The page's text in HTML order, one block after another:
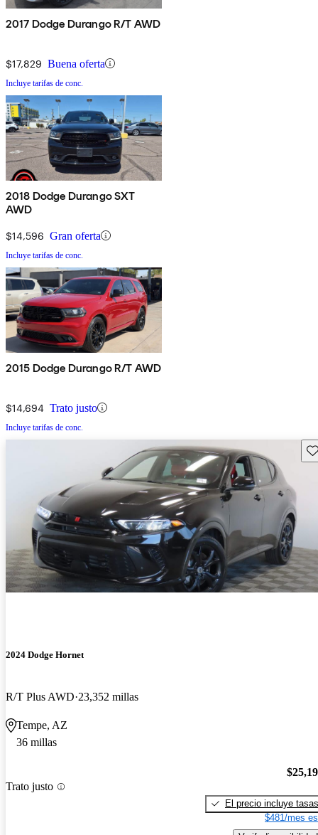
2017 Dodge Durango R/T AWD
$17,829 Buena oferta
Incluye tarifas de conc.
2018 Dodge Durango SXT
AWD
$14,596 Gran oferta
Incluye tarifas de conc.
2015 Dodge Durango R/T AWD
$14,694 Trato justo
Incluye tarifas de conc.
2024 Dodge Hornet
R/T Plus AWD 23,352 millas
Tempe, AZ
36 millas
Trato justo
El precio incluye tasas
$481/mes